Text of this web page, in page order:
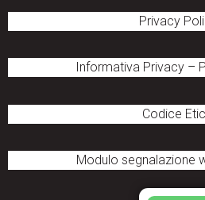
Privacy
Informativa Privacy –
Codice
Modulo segnalazione